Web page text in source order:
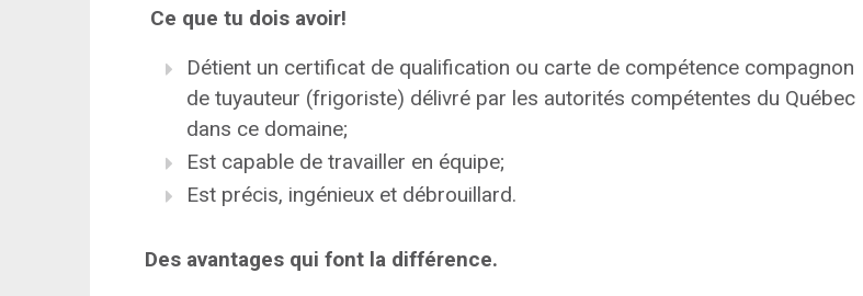
Ce que tu dois avoir!
Détient un certificat de qualification ou carte de compétence compagnon
de tuyauteur (frigoriste) délivré par les autorités compétentes du Québec
dans ce domaine;
Est capable de travailler en équipe;
Est précis, ingénieux et débrouillard.
Des avantages qui font la différence.